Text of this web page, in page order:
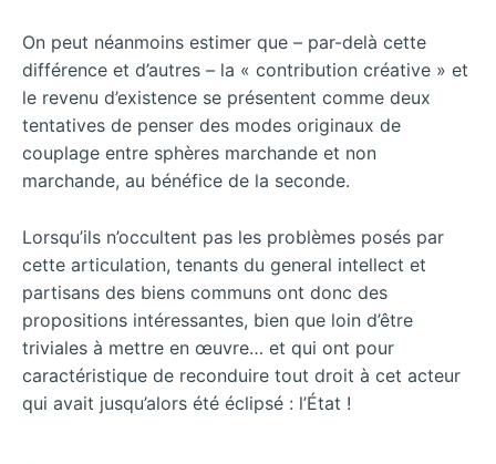
On peut néanmoins estimer que – par-delà cette
différence et d’autres – la « contribution créative » et
le revenu d’existence se présentent comme deux
tentatives de penser des modes originaux de
couplage entre sphères marchande et non
marchande, au bénéfice de la seconde.
Lorsqu’ils n’occultent pas les problèmes posés par
cette articulation, tenants du general intellect et
partisans des biens communs ont donc des
propositions intéressantes, bien que loin d’être
triviales à mettre en œuvre… et qui ont pour
caractéristique de reconduire tout droit à cet acteur
qui avait jusqu’alors été éclipsé : l’État !